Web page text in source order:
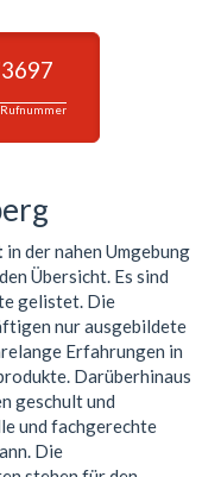
Rufnummer
in der nahen Umgebung
Übersicht. Es sind
gelistet. Die
nur ausgebildete
Erfahrungen in
Darüberhinaus
geschult und
und fachgerechte
Die